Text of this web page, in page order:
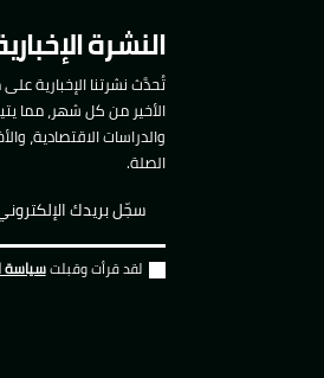
النشرة
تُحدَّث نشرتنا الإخبارية
الأخير من كل شهر، مما
والدراسات الاقتصادية،
الصلة.
لقد قرأت وقبلتسياسة